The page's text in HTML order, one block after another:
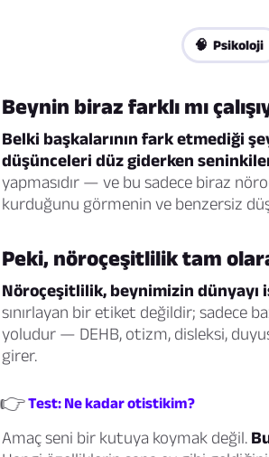
🧠 Psikoloji
Beynin biraz farklı mı
Belki başkalarının fark etmediği
düşünceleri düz giderken
yapmasıdır — ve bu sadece biraz
kurduğunu görmenin ve benzersiz
Peki, nöroçeşitlilik tam
Nöroçeşitlilik, beynimizin dünyayı
sınırlayan bir etiket değildir; sadece
yoludur — DEHB, otizm, disleksi,
girer.
👉Test: Ne kadar otistikim?
Amaç seni bir kutuya koymak değil.